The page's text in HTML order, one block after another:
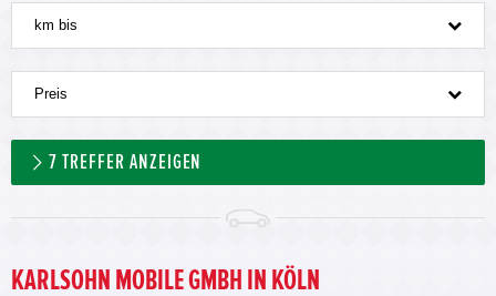
km bis
Preis
7 TREFFER ANZEIGEN
KARLSOHN MOBILE GMBH IN KÖLN